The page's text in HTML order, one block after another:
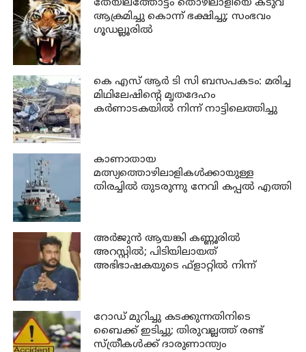
തേയിലത്തോട്ടം തൊഴിലാളിയെ കടുവ
ആക്രമിച്ചു കൊന്ന് ഭക്ഷിച്ചു; സംഭവം
ഗൂഡല്ലൂരില്‍
കെ എസ് ആര്‍ ടി സി ബസപകടം: മരിച്ച
മിഥിലേഷിന്റെ മൃതദേഹം
കര്‍ണാടകയില്‍ നിന്ന് നാട്ടിലെത്തിച്ചു
കാണാതായ
മത്സ്യത്തൊഴിലാളികള്‍ക്കായുള്ള
തിരച്ചില്‍ തുടരുന്നു നേവി കപ്പല്‍ എത്തി
അര്‍ജുന്‍ ആയങ്കി കണ്ണൂരില്‍
അറസ്റ്റില്‍; പിടിയിലായത്
അഭിഭാഷകയുടെ ഫ്‌ളാറ്റില്‍ നിന്ന്
റോഡ് മുറിച്ചു കടക്കുന്നതിനിടെ
ബൈക്ക് ഇടിച്ചു; തിരുവല്ലത്ത് രണ്ട്
സ്ത്രീകള്‍ക്ക് ദാരുണാന്ത്യം